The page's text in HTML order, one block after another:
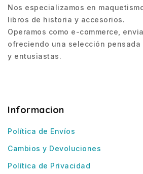
Nos especializamos en
libros de historia y accesorios.
Operamos como e-commerce,
ofreciendo una selección
y entusiastas.
Informacion
Política de Envíos
Cambios y Devoluciones
Política de Privacidad